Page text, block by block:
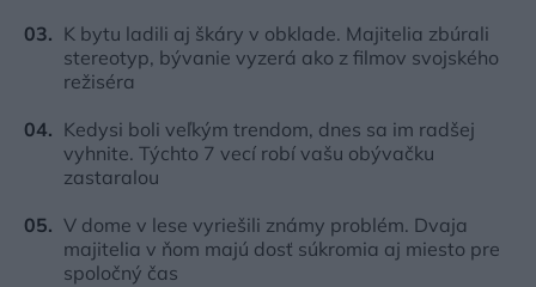
K bytu ladili aj škáry v obklade. Majitelia zbúrali
stereotyp, bývanie vyzerá ako z filmov svojského
režiséra
Kedysi boli veľkým trendom, dnes sa im radšej
vyhnite. Týchto 7 vecí robí vašu obývačku
zastaralou
V dome v lese vyriešili známy problém. Dvaja
majitelia v ňom majú dosť súkromia aj miesto pre
spoločný čas